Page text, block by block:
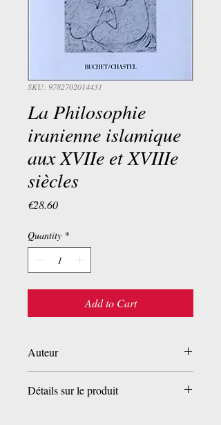
SKU: 9782702014431
La Philosophie
iranienne islamique
aux XVIIe et XVIIIe
siècles
€28.60Price
Quantity *
Add to Cart
Auteur
Détails sur le produit